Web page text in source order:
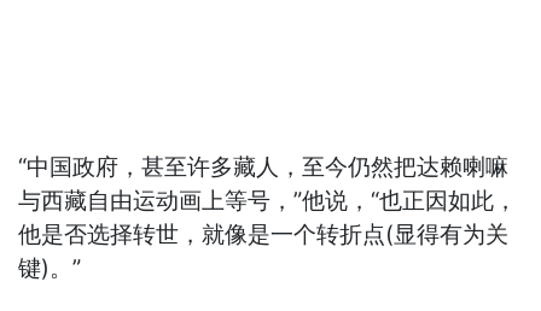
“中国政府，甚至许多藏人，至今仍然把达赖喇嘛
与西藏自由运动画上等号，”他说，“也正因如此，
他是否选择转世，就像是一个转折点(显得有为关
键)。”